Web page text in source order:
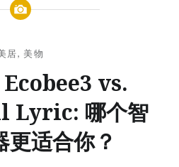
居, 美物
vs.
Lyric: 哪个智
更适合你？